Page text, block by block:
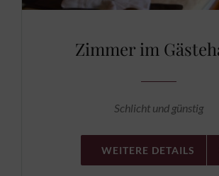
Zimmer im
Schlicht und günstig
WEITERE DETAILS